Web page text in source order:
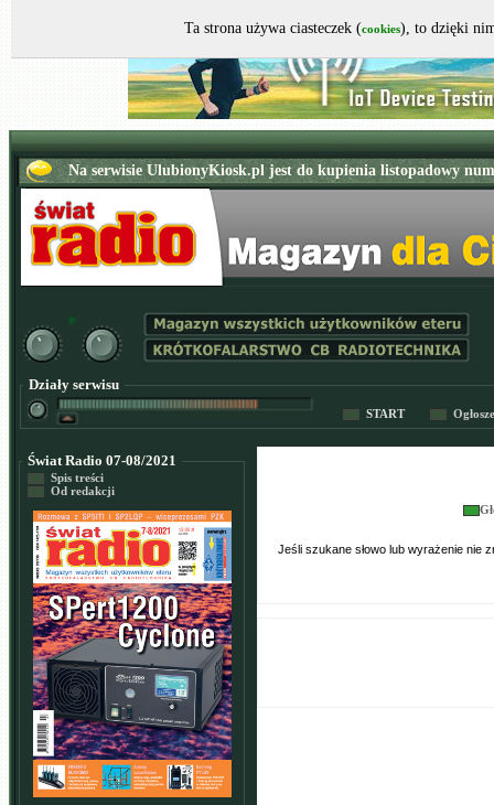
Działy serwisu
START
Świat Radio 07-08/2021
Spis treści
Od redakcji
Jeśli szukane słowo lub wyrażenie nie
Ta strona używa ciasteczek (cookies), to dzięki